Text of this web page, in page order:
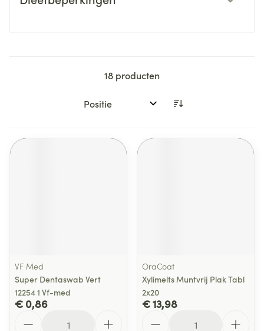
18 producten
Sorteer op:
VF Med
Super Dentaswab Vert
12254 1 Vf-med
€ 0,86
OraCoat
Xylimelts Muntvrij Plak Tabl
2x20
€ 13,98